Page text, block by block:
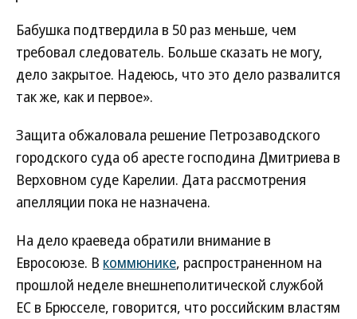
Бабушка подтвердила в 50 раз меньше, чем
требовал следователь. Больше сказать не могу,
дело закрытое. Надеюсь, что это дело развалится
так же, как и первое».
Защита обжаловала решение Петрозаводского
городского суда об аресте господина Дмитриева в
Верховном суде Карелии. Дата рассмотрения
апелляции пока не назначена.
На дело краеведа обратили внимание в
Евросоюзе. В коммюнике, распространенном на
прошлой неделе внешнеполитической службой
ЕС в Брюсселе, говорится, что российским властям